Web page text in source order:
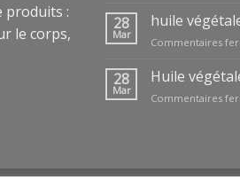
produits :
le corps,
28
Mar
huile
Commentaires
28
Mar
Huile
Commentaires